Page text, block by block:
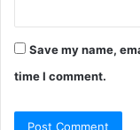
Save my name,
time I comment.